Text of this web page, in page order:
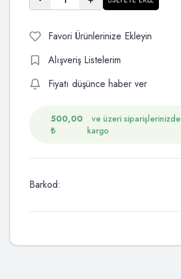
Favori Ürünlerinize Ekleyin
Alışveriş Listelerim
Fiyatı düşünce haber ver
500,00
₺
ve üzeri
kargo
Barkod: